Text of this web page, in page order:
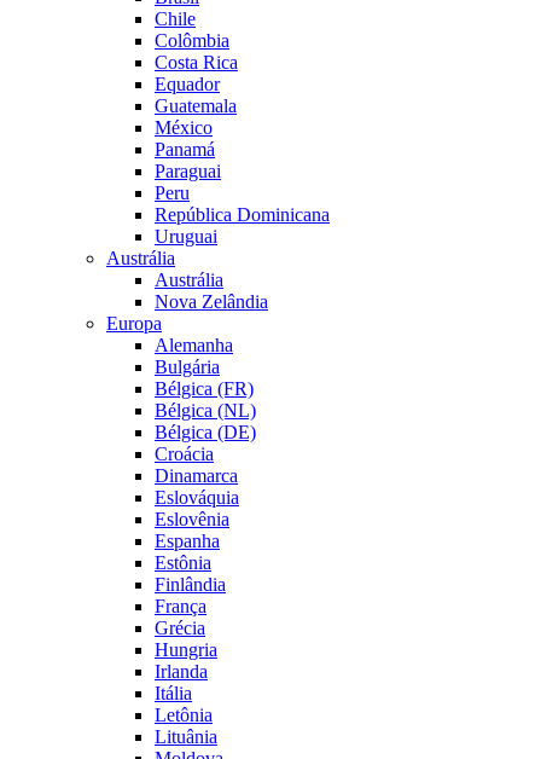
Chile
Colômbia
Costa Rica
Equador
Guatemala
México
Panamá
Paraguai
Peru
República Dominicana
Uruguai
Austrália
Austrália
Nova Zelândia
Europa
Alemanha
Bulgária
Bélgica (FR)
Bélgica (NL)
Bélgica (DE)
Croácia
Dinamarca
Eslováquia
Eslovênia
Espanha
Estônia
Finlândia
França
Grécia
Hungria
Irlanda
Itália
Letônia
Lituânia